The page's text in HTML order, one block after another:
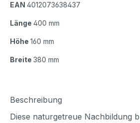
EAN 4012073638437
Länge 400 mm
Höhe 160 mm
Breite 380 mm
Beschreibung
Diese naturgetreue Nachbildung